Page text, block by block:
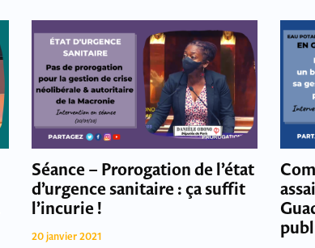
Séance – Prorogation de l’état
d’urgence sanitaire : ça suffit
l’incurie !
20 janvier 2021